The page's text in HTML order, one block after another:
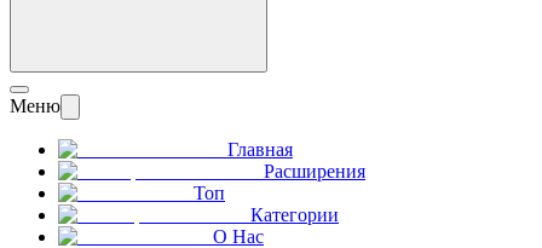
Меню
Главная
Расширения
Топ
Категории
О Нас